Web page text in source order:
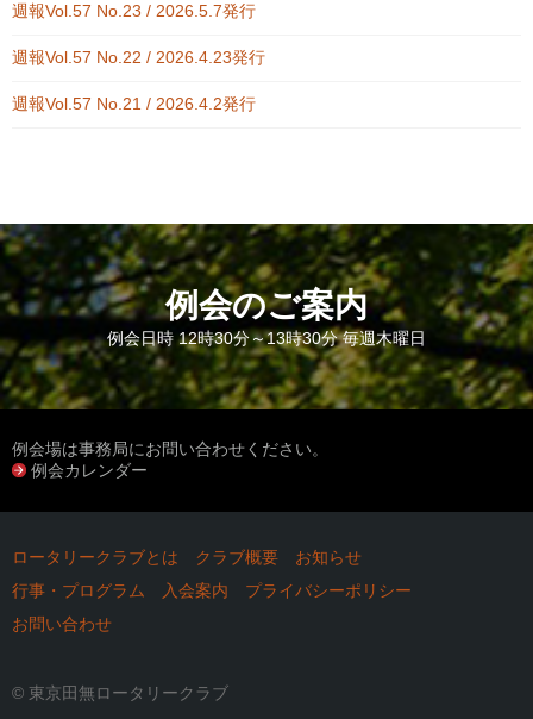
週報Vol.57 No.23 / 2026.5.7発行
週報Vol.57 No.22 / 2026.4.23発行
週報Vol.57 No.21 / 2026.4.2発行
例会のご案内
例会日時 12時30分～13時30分 毎週木曜日
例会場は事務局にお問い合わせください。
例会カレンダー
ロータリークラブとは クラブ概要
お知らせ
行事・プログラム
入会案内
プライバシーポリシー
お問い合わせ
© 東京田無ロータリークラブ